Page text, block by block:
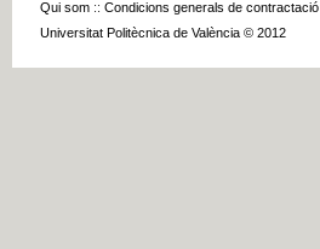
Qui som :: Condicions generals de contractació
Universitat Politècnica de València © 2012